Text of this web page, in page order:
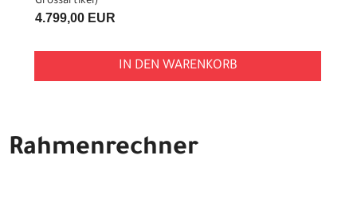
4.799,00 EUR
IN DEN WARENKORB
Rahmenrechner